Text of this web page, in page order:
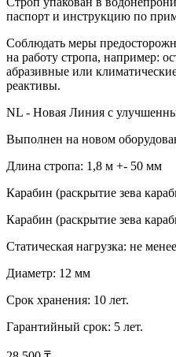
паспорт и инструкцию по
Соблюдать меры
на работу стропа, например:
абразивные или
реактивы.
NL - Новая Линия с
Выполнен на новом
Длина стропа: 1,8 м +- 50 мм
Карабин (раскрытие зева
Карабин (раскрытие зева
Статическая нагрузка: не
Диаметр: 12 мм
Срок хранения: 10 лет.
Гарантийный срок: 5 лет.